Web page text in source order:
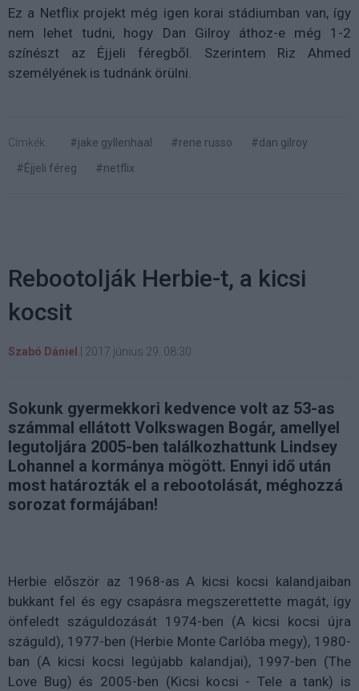
Ez a Netflix projekt még igen korai stádiumban van, így
nem lehet tudni, hogy Dan Gilroy áthoz-e még 1-2
színészt az Éjjeli féregből. Szerintem Riz Ahmed
személyének is tudnánk örülni.
Címkék: #jake gyllenhaal #rene russo
#dan gilroy
#Éjjeli féreg
#netflix
Rebootolják Herbie-t, a kicsi
kocsit
Szabó Dániel 2017 június 29. 08:30
Sokunk gyermekkori kedvence volt az 53-as
számmal ellátott Volkswagen Bogár, amellyel
legutoljára 2005-ben találkozhattunk Lindsey
Lohannel a kormánya mögött. Ennyi idő után
most határozták el a rebootolását, méghozzá
sorozat formájában!
Herbie először az 1968-as A kicsi kocsi kalandjaiban
bukkant fel és egy csapásra megszerettette magát, így
önfeledt száguldozását 1974-ben (A kicsi kocsi újra
száguld), 1977-ben (Herbie Monte Carlóba megy), 1980-
ban (A kicsi kocsi legújabb kalandjai), 1997-ben (The
Love Bug) és 2005-ben (Kicsi kocsi - Tele a tank) is